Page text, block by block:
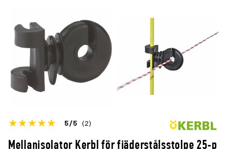
Mellanisolator Kerbl för fjäderstålsstolpe 25-p
Betyget
5 5 (2)
Öppna